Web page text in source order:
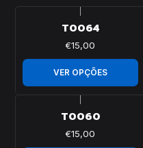
T0064
€15,00
VER OPÇÕES
T0060
€15,00